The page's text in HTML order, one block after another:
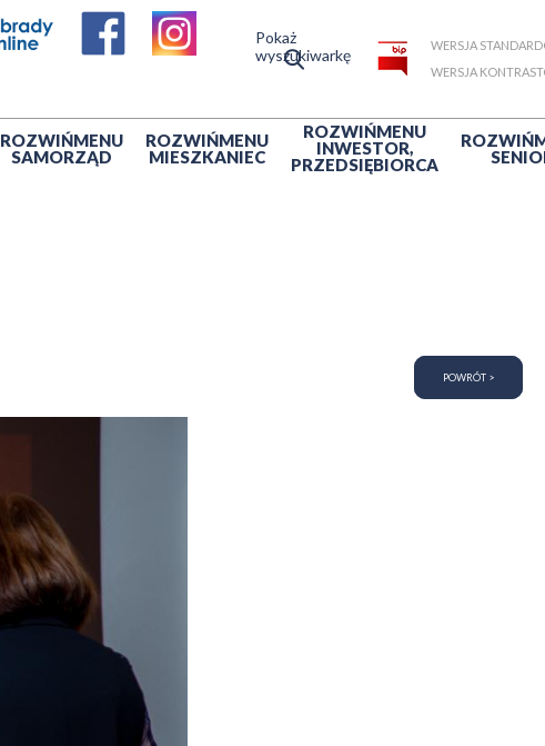
Pokaż
wyszukiwarkę
WERSJA
WERSJA
ROZWIŃMENU
SAMORZĄD
ROZWIŃMENU
MIESZKANIEC
ROZWIŃMENU
INWESTOR,
PRZEDSIĘBIORCA
ROZWIŃ
POWRÓT >